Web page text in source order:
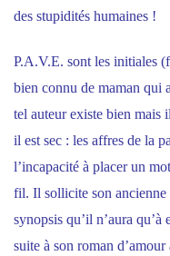
des stupidités humaines !
P.A.V.E. sont les initiales
bien connu de maman qui
tel auteur existe bien mais
il est sec : les affres de la
l’incapacité à placer un
fil. Il sollicite son ancienne
synopsis qu’il n’aura
suite à son roman